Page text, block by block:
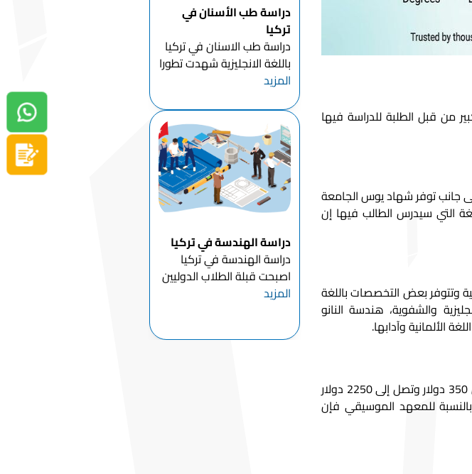
من قبل الطلبة للدراسة فيها
جانب توفر شهاد يوس الجامعة
التي سيدرس الطالب فيها إن
وتتوفر بعض التخصصات باللغة
والشفوية، هندسة النانو
الألمانية وآدابها.
إن رسوم الدراسة في جامعة جمهوريات لتخصصات البكالوريوس تبدأ من 350 دولار وتصل إلى 2250 دولار
تتراوح بين 250 دولار وتصل الى 350 دولار وبالنسبة للمعهد الموسيقي فإن
دراسة طب الأسنان في
تركيا
دراسة طب الاسنان في تركيا
باللغة الانجليزية شهدت تطورا
مدهشا في السنوات
جامعات طب الاسنان في
تركيا , ورافق هذا التطور
التكاليف المنخفضة لزراعة
الأسنان و جراحة الأسنان
التج...
المزيد
دراسة الهندسة في تركيا
دراسة الهندسة في تركيا
اصبحت قبلة الطلاب الدوليين
بجميع اختصاصاتها في
مقدمتها التطور الصناعي
المزيد
سجل الآن